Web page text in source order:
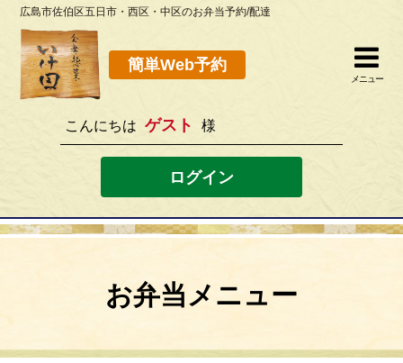
閉じる
082-923-8298
[営業時間]10：30~19：00 [定休日]水曜
このサイトの使い方
店舗案内
広島市佐伯区五日市・西区・中区のお弁当予約/配達
簡単Web予約
メニュー
こんにちは ゲスト 様
ログイン
お弁当メニュー